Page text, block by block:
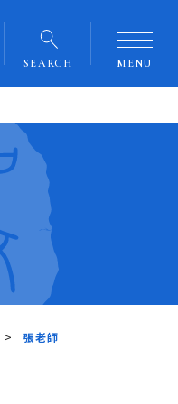
SEARCH MENU
張老師